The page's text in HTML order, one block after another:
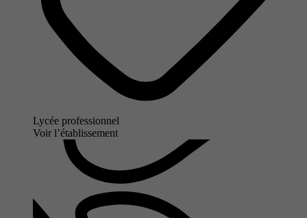
Lycée professionnel
Voir l’établissement